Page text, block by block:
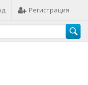
Регистрация